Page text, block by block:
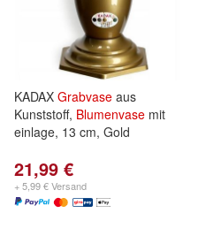
KADAX Grabvase aus
Kunststoff, Blumenvase mit
einlage, 13 cm, Gold
21,99 €
+ 5,99 € Versand